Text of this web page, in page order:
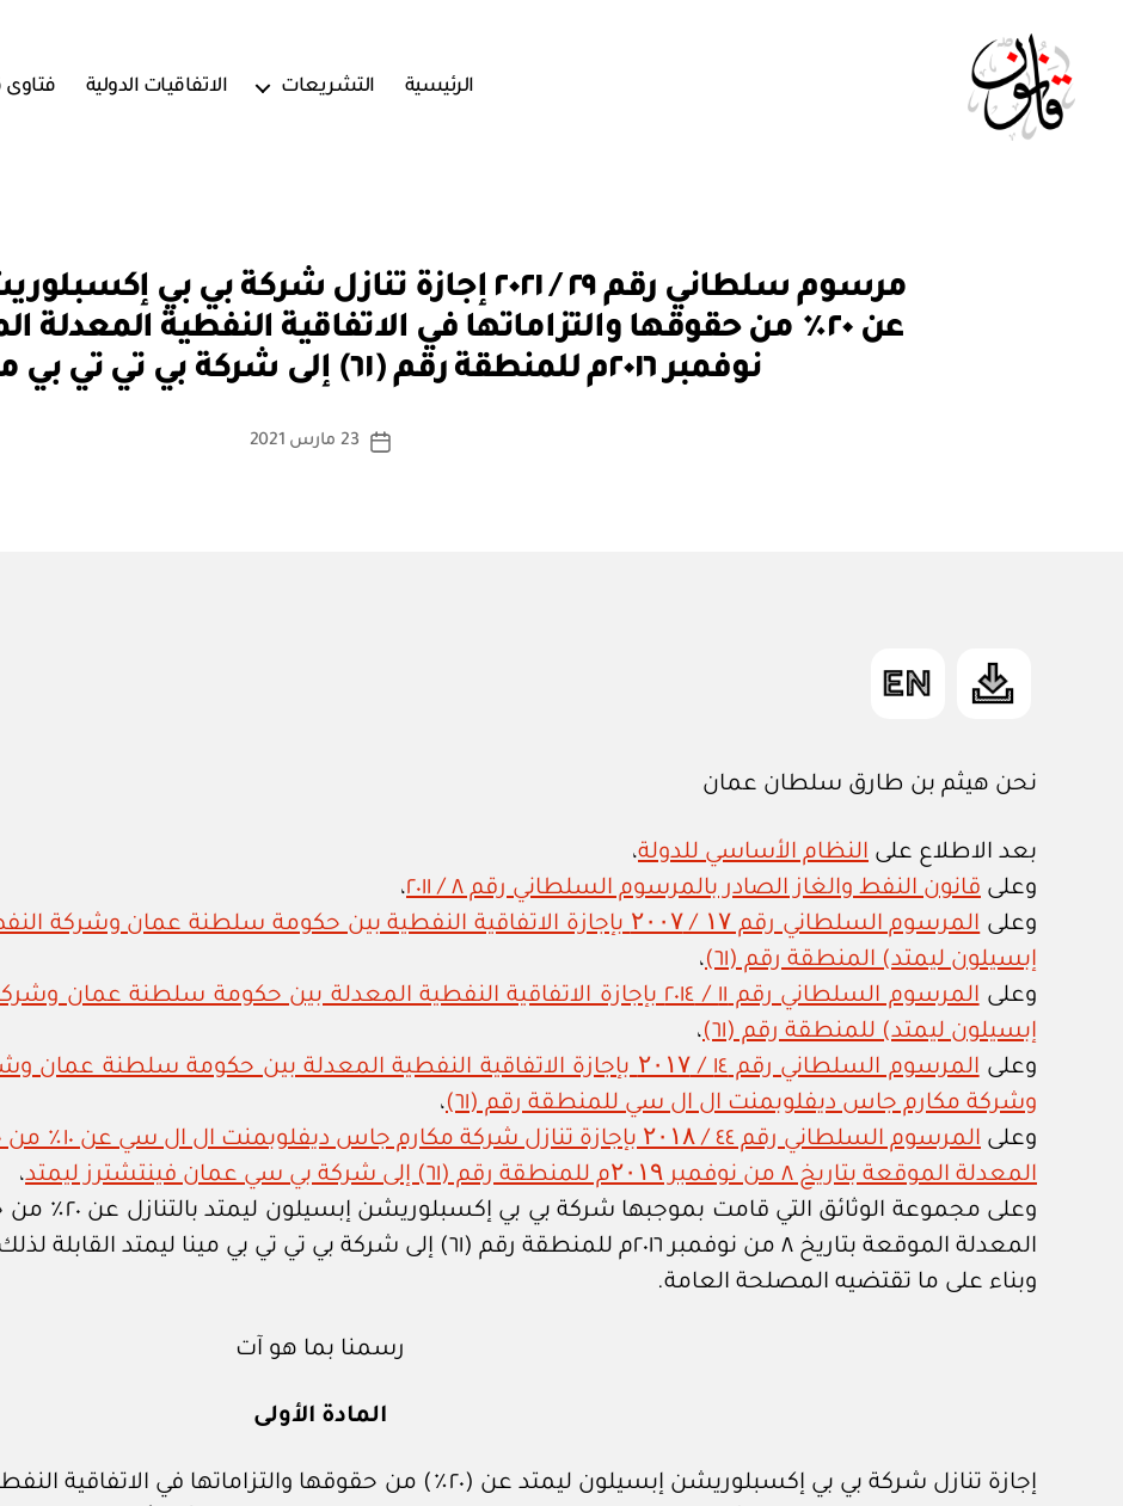
الرئيسية التشريعات الاتفاقيات الدولية فتاوى
التصنيفات
مرسوم سلطاني رقم ٢٩ / ٢٠٢١ إجازة تنازل شركة بي
نوفمبر ٢٠١٦م للمنطقة رقم (٦١) إلى شركة بي تي تي بي مينا ليمتد
كاتب
بو
ا
س
ة
تاريخ
23 مارس 2021
نحن هيثم بن طارق سلطان عمان
بعد الاطلاع على النظام الأساسي للدولة،
وعلى قانون النفط والغاز الصادر بالمرسوم السلطاني رقم ٨ / ٢٠١١
،
وعلى
المرسوم السلطاني رقم ۱۷ / ۲۰۰۷ بإجازة الاتفاقية النفطية بين حكومة سلطنة
إبسيلون ليمتد) المنطقة رقم (٦١)
،
وعلى
المرسوم السلطاني رقم ١١ / ٢٠١٤ بإجازة الاتفاقية النفطية المعدلة بين حكومة
إبسيلون ليمتد) للمنطقة رقم (٦١)
،
وعلى
المرسوم السلطاني رقم ١٤ / ۲۰۱۷ بإجازة الاتفاقية النفطية المعدلة بين
وشركة مكارم جاس ديفلوبمنت ال ال سي للمنطقة رقم (٦١)
،
وعلى
المرسوم
المعدلة الموقعة بتاريخ ٨ من نوفمبر ۲۰۱۹م للمنطقة رقم (٦١) إلى شركة بي سي عمان فينتشترز ليمتد
،
وعلى مجموعة
المعدلة الموقعة بتاريخ ٨ من نوفمبر ٢٠١٦م للمنطقة رقم (٦١) إلى شركة بي تي تي بي مينا ليمتد القابلة لذلك التنازل،
وبناء على ما تقتضيه المصلحة العامة.
رسمنا بما هو آت
المادة الأولى